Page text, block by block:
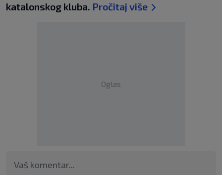
katalonskog kluba. Pročitaj više
Oglas